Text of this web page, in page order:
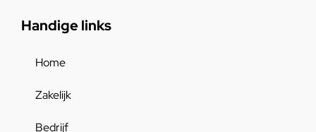
Handige links
Home
Zakelijk
Bedrijf